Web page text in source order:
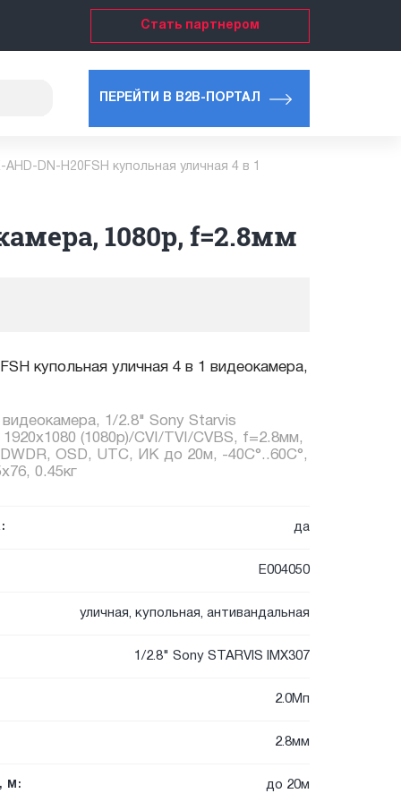
Стать партнером
ПЕРЕЙТИ В B2B-ПОРТАЛ
AHD-DN-H20FSH купольная уличная 4 в 1
1080p, f=2.8мм
купольная уличная 4 в 1 видеокамера,
видеокамера, 1/2.8" Sony Starvis
1920x1080 (1080p)/CVI/TVI/CVBS, f=2.8мм,
OSD, UTC, ИК до 20м, -40C°..60C°,
0.45кг
да
E004050
уличная, купольная, антивандальная
1/2.8" Sony STARVIS IMX307
2.0Мп
2.8мм
М: до 20м